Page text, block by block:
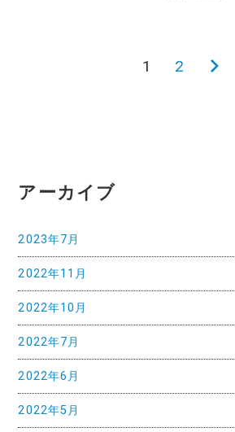
ビ
ゲ
ー
シ
ョ
ン
1 2
次
アーカイブ
2023年7月
2022年11月
2022年10月
2022年7月
2022年6月
2022年5月